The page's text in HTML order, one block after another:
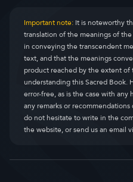
Important note:It is noteworthy
translation of the meanings of
in conveying the transcendent
text, and that the meanings
product reached by the extent of
understanding this Sacred Book.
error-free, as is the case with
any remarks or
do not hesitate to write in the
the website, or send us an email